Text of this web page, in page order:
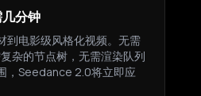
分钟
到电影级风格化视频。无需
杂的节点树，无需渲染队列
，Seedance 2.0将立即应